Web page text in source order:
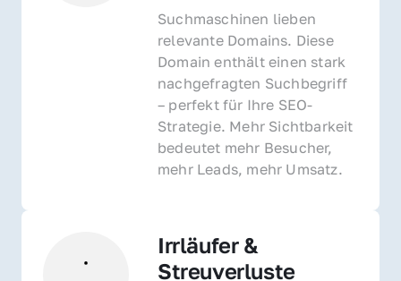
Suchmaschinen lieben
relevante Domains. Diese
Domain enthält einen stark
nachgefragten Suchbegriff
– perfekt für Ihre SEO-
Strategie. Mehr Sichtbarkeit
bedeutet mehr Besucher,
mehr Leads, mehr Umsatz.
Irrläufer &
Streuverluste